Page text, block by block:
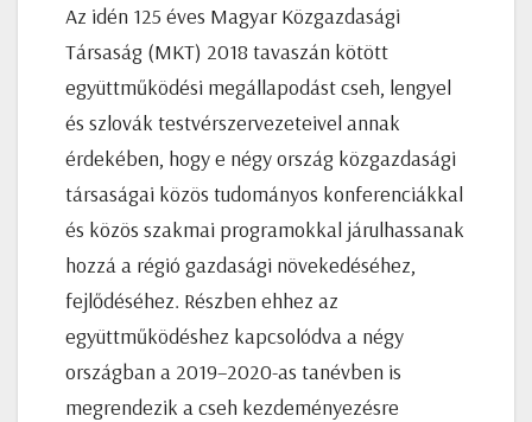
Az idén 125 éves Magyar Közgazdasági
Társaság (MKT) 2018 tavaszán kötött
együttműködési megállapodást cseh, lengyel
és szlovák testvérszervezeteivel annak
érdekében, hogy e négy ország közgazdasági
társaságai közös tudományos konferenciákkal
és közös szakmai programokkal járulhassanak
hozzá a régió gazdasági növekedéséhez,
fejlődéséhez. Részben ehhez az
együttműködéshez kapcsolódva a négy
országban a 2019–2020-as tanévben is
megrendezik a cseh kezdeményezésre